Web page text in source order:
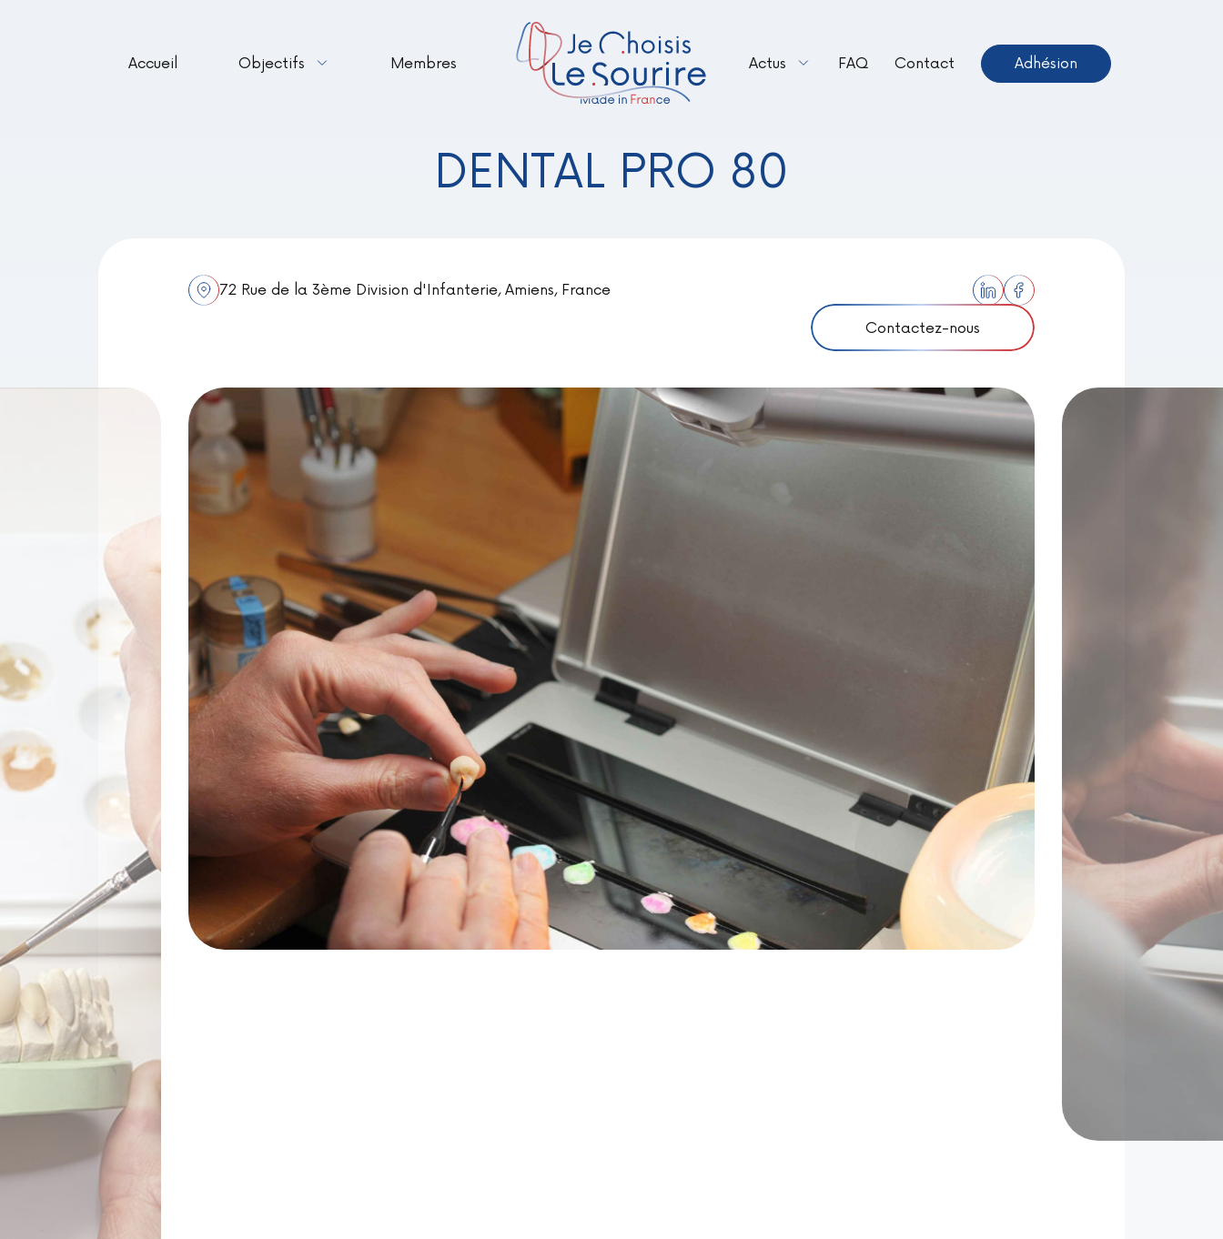
Accueil Objectifs Membres Actus FAQ Contact Adhésion
DENTAL PRO 80
72 Rue de la 3ème Division d'Infanterie, Amiens, France
Contactez-nous